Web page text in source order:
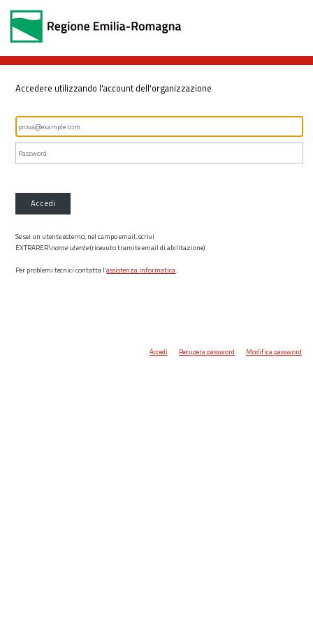
Accedere utilizzando l'account dell'organizzazione
Accedi
Se sei un utente esterno, nel campo email, scrivi
EXTRARER\nome utente(ricevuto tramite email di abilitazione)
Per problemi tecnici contatta l’assistenza informatica.
Accedi Recupera password Modifica password